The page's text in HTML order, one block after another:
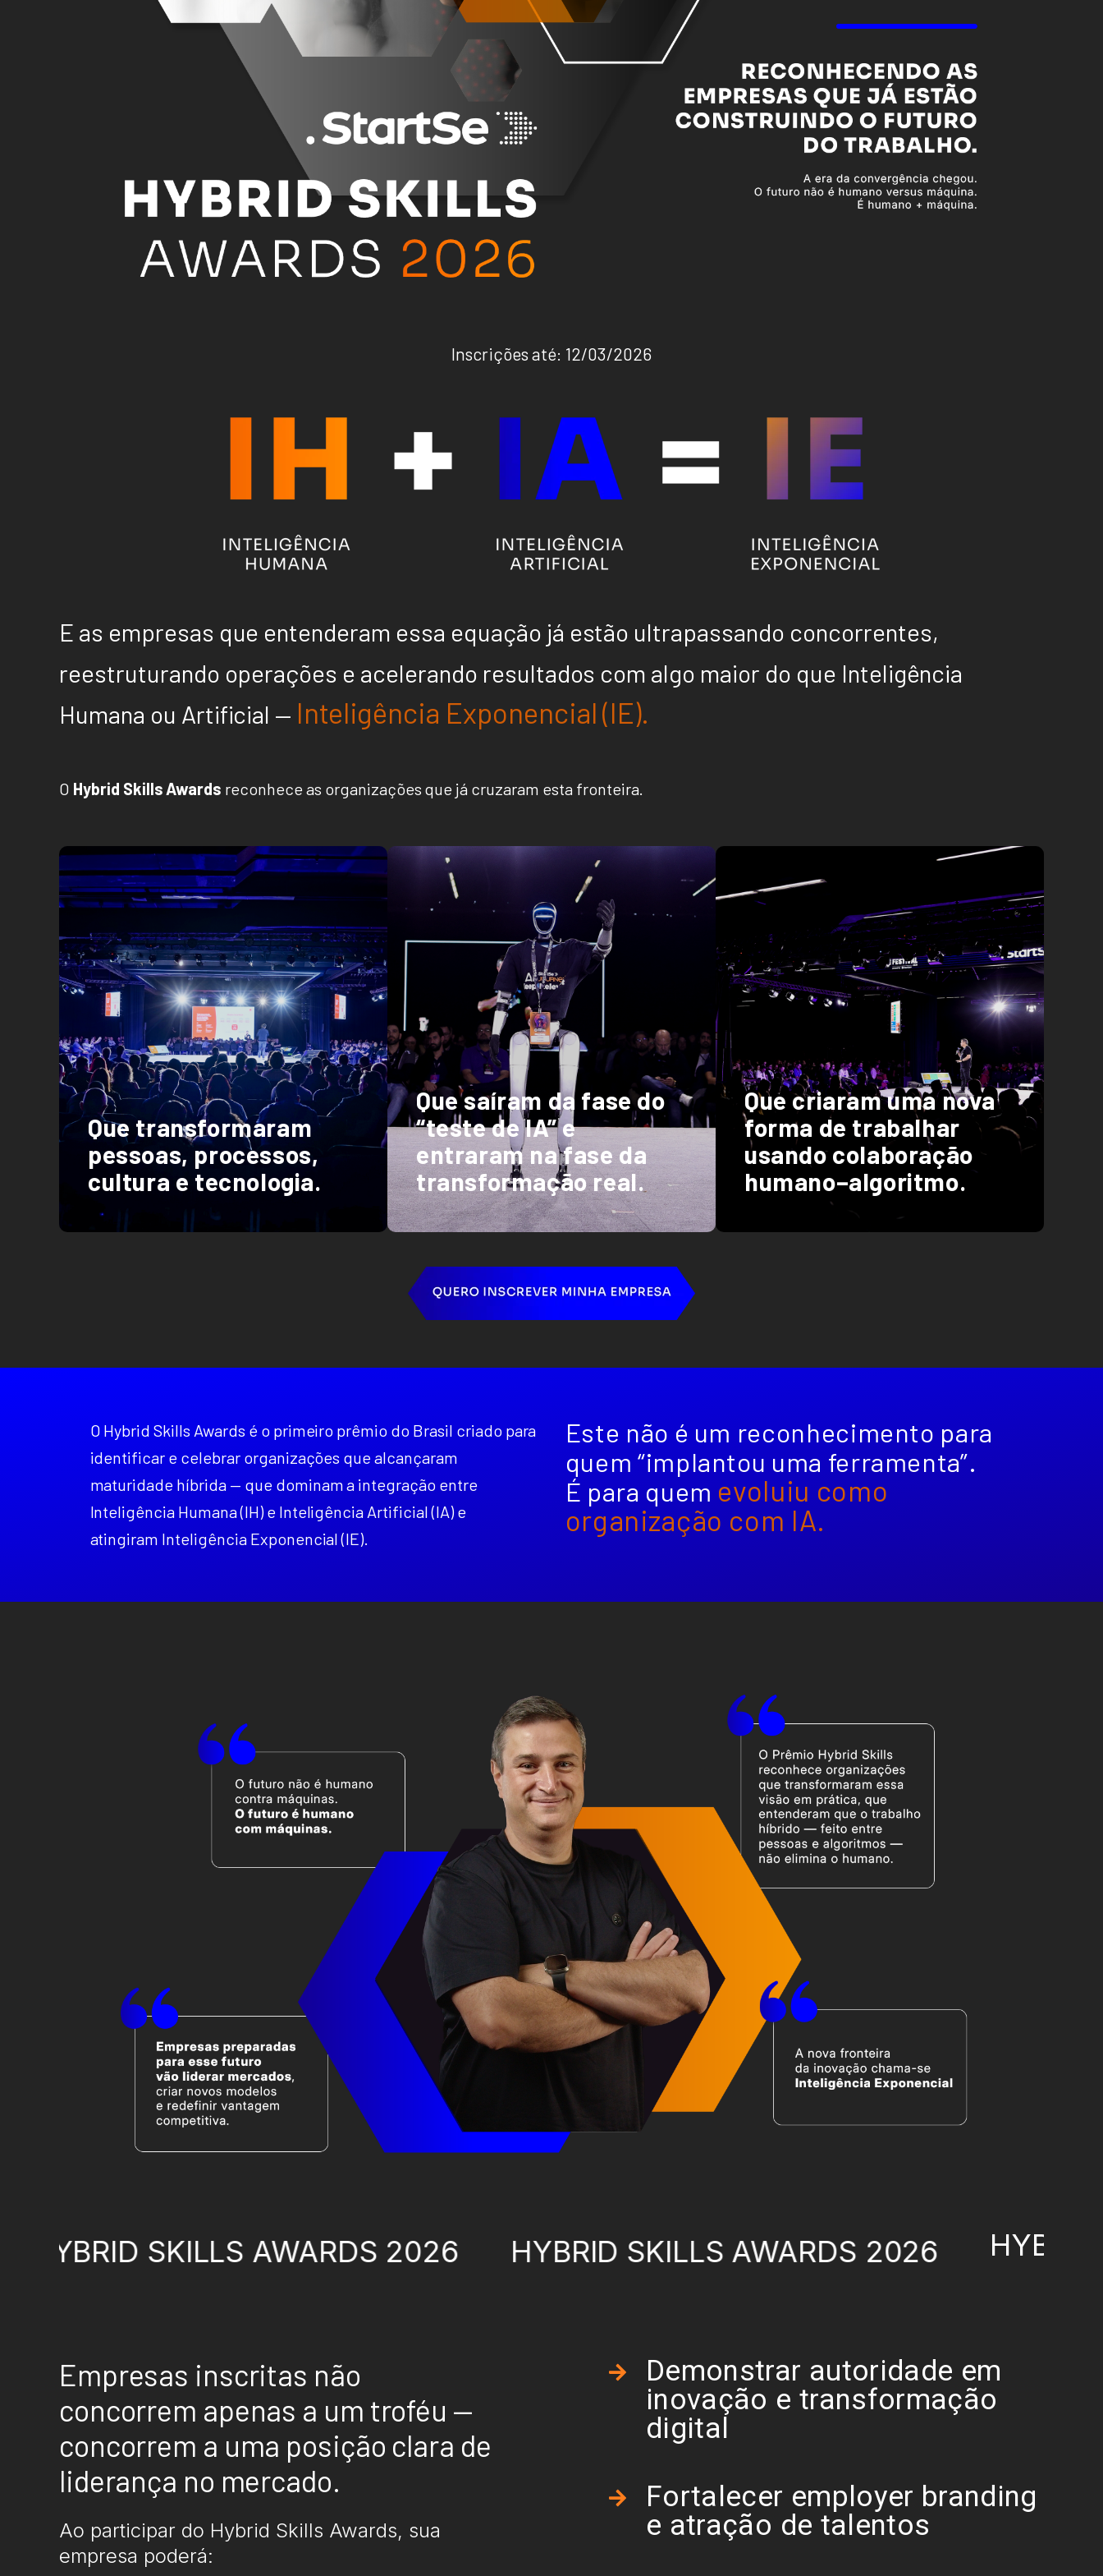
Inscrições até: 12/03/2026
E as empresas que entenderam essa equação já estão ultrapassando concorrentes,
reestruturando operações e acelerando resultados com algo maior do que Inteligência
Humana ou Artificial — Inteligência Exponencial (IE).
O Hybrid Skills Awards reconhece as organizações que já cruzaram esta fronteira.
Que transformaram
pessoas, processos,
cultura e tecnologia.
Que saíram da fase do
“teste de IA” e
entraram na fase da
transformação real.
Que criaram uma nova
forma de trabalhar
usando colaboração
humano–algoritmo.
O Hybrid Skills Awards é o primeiro prêmio do Brasil criado para
identificar e celebrar organizações que alcançaram
maturidade híbrida — que dominam a integração entre
Inteligência Humana (IH) e Inteligência Artificial (IA) e
atingiram Inteligência Exponencial (IE).
Este não é um reconhecimento para
quem “implantou uma ferramenta”.
É para quem evoluiu como
organização com IA.
SKILLS AWARDS 2026 HYBRID SKILLS AWARDS 2026 HYBRID
Empresas inscritas não
concorrem apenas a um troféu —
concorrem a uma posição clara de
liderança no mercado.
Ao participar do Hybrid Skills Awards, sua
empresa poderá:
Demonstrar autoridade em
inovação e transformação
digital
Fortalecer employer branding
e atração de talentos